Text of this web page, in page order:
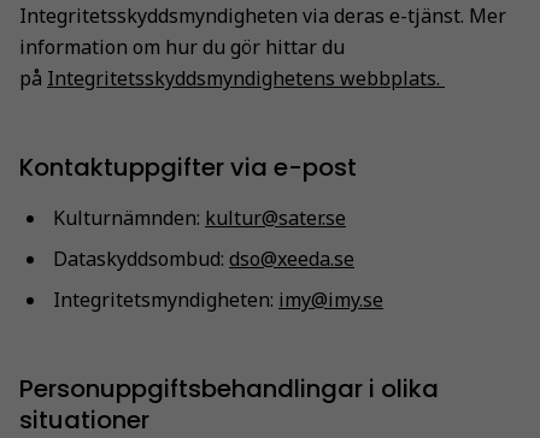
Integritetsskyddsmyndigheten via deras e-tjänst. Mer
information om hur du gör hittar du
på Integritetsskyddsmyndighetens webbplats.
Kontaktuppgifter via e-post
Kulturnämnden: kultur@sater.se
Dataskyddsombud: dso@xeeda.se
Integritetsmyndigheten: imy@imy.se
Personuppgiftsbehandlingar i olika
situationer